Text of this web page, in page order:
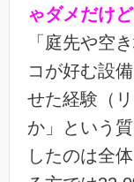
ゃダメだけ
「庭先や空
コが好む設
せた経験（
か」という
したのは全